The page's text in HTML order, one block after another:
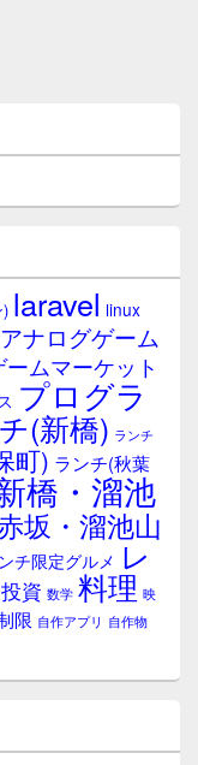
laravel linux
アナログゲーム
ームマーケット
プログラ
(新橋) ランチ
町) ランチ(秋葉
橋・溜池
坂・溜池山
チ限定グルメ レ
投資 数学 料理 映
限 自作アプリ 自作物